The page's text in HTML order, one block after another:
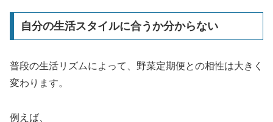
自分の生活スタイルに合うか分からない
普段の生活リズムによって、野菜定期便との相性は大きく
変わります。
例えば、